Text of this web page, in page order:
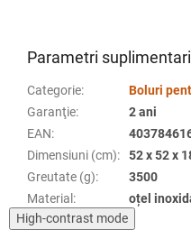
Parametri suplimentari
Categorie:
Boluri
Garanţie:
2 ani
EAN:
Dimensiuni (cm):
52 x 52 x
Greutate (g):
3500
Material :
oțel
High-contrast mode